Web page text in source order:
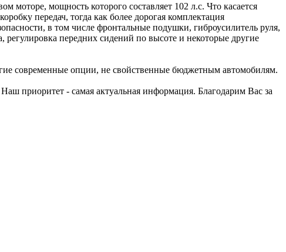
моторе, мощность которого составляет 102 л.с. Что касается
передач, тогда как более дорогая комплектация
в том числе фронтальные подушки, гиброусилитель руля,
передних сидений по высоте и некоторые другие
современные опции, не свойственные бюджетным автомобилям.
приоритет - самая актуальная информация. Благодарим Вас за